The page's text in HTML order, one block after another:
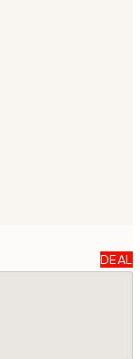
DEAL